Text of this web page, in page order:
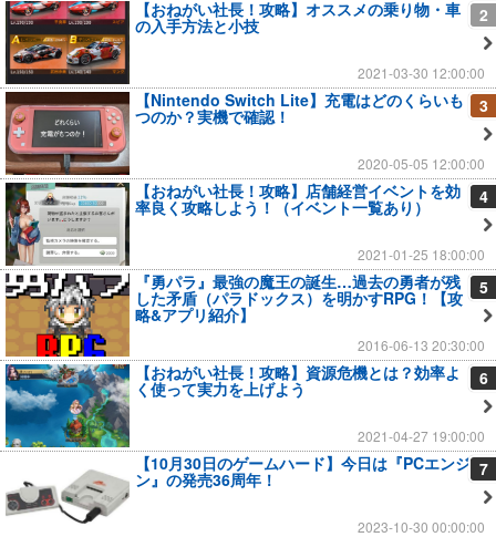
2
【おねがい社長！攻略】オススメの乗り物・車
の入手方法と小技
2021-03-30 12:00:00
3
【Nintendo Switch Lite】充電はどのくらいも
つのか？実機で確認！
2020-05-05 12:00:00
4
【おねがい社長！攻略】店舗経営イベントを効
率良く攻略しよう！（イベント一覧あり）
2021-01-25 18:00:00
5
『勇パラ』最強の魔王の誕生…過去の勇者が残
した矛盾（パラドックス）を明かすRPG！【攻
略&アプリ紹介】
2016-06-13 20:30:00
6
【おねがい社長！攻略】資源危機とは？効率よ
く使って実力を上げよう
2021-04-27 19:00:00
7
【10月30日のゲームハード】今日は『PCエンジ
ン』の発売36周年！
2023-10-30 00:00:00